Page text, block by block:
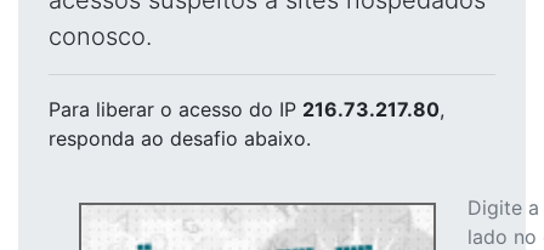
conosco.
Para liberar o acesso do IP 216.73.217.80,
responda ao desafio abaixo.
Digite
lado no